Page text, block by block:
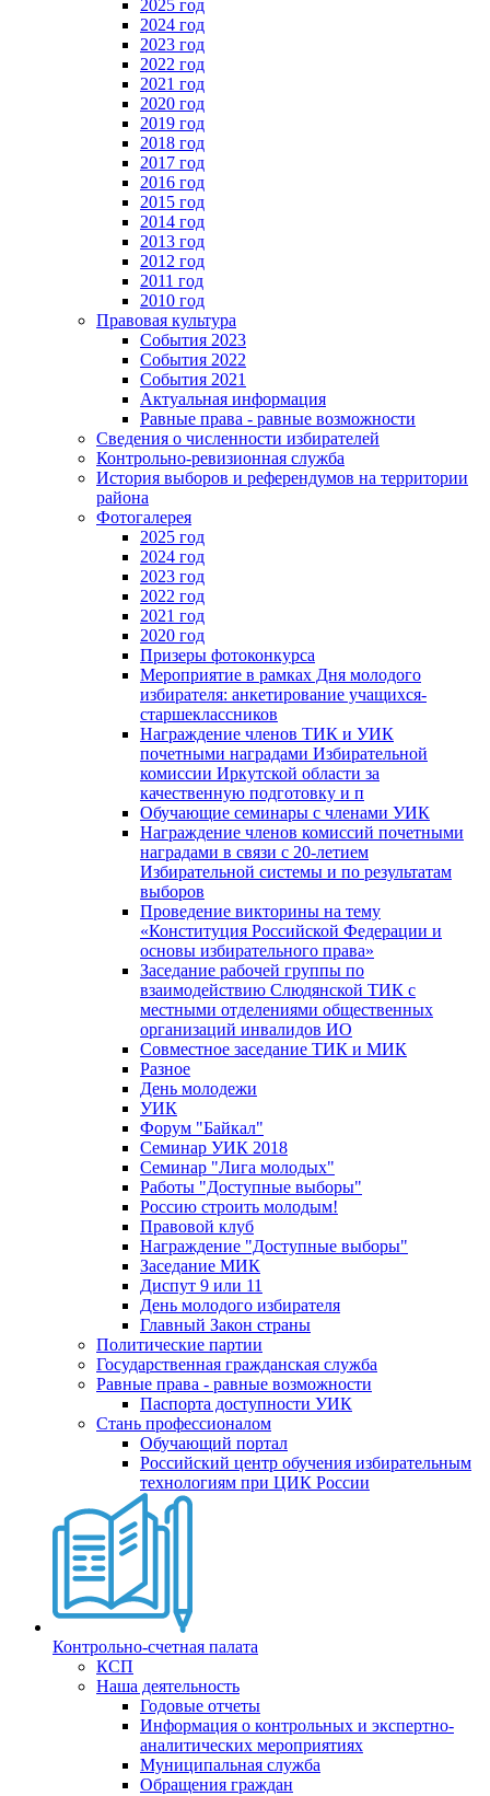
2025 год
2024 год
2023 год
2022 год
2021 год
2020 год
2019 год
2018 год
2017 год
2016 год
2015 год
2014 год
2013 год
2012 год
2011 год
2010 год
Правовая культура
События 2023
События 2022
События 2021
Актуальная информация
Равные права - равные возможности
Сведения о численности избирателей
Контрольно-ревизионная служба
История выборов и референдумов на территории
района
Фотогалерея
2025 год
2024 год
2023 год
2022 год
2021 год
2020 год
Призеры фотоконкурса
Мероприятие в рамках Дня молодого
избирателя: анкетирование учащихся-
старшеклассников
Награждение членов ТИК и УИК
почетными наградами Избирательной
комиссии Иркутской области за
качественную подготовку и п
Обучающие семинары с членами УИК
Награждение членов комиссий почетными
наградами в связи с 20-летием
Избирательной системы и по результатам
выборов
Проведение викторины на тему
«Конституция Российской Федерации и
основы избирательного права»
Заседание рабочей группы по
взаимодействию Слюдянской ТИК с
местными отделениями общественных
организаций инвалидов ИО
Совместное заседание ТИК и МИК
Разное
День молодежи
УИК
Форум "Байкал"
Семинар УИК 2018
Семинар "Лига молодых"
Работы "Доступные выборы"
Россию строить молодым!
Правовой клуб
Награждение "Доступные выборы"
Заседание МИК
Диспут 9 или 11
День молодого избирателя
Главный Закон страны
Политические партии
Государственная гражданская служба
Равные права - равные возможности
Паспорта доступности УИК
Стань профессионалом
Обучающий портал
Российский центр обучения избирательным
технологиям при ЦИК России
Контрольно-счетная палата
КСП
Наша деятельность
Годовые отчеты
Информация о контрольных и экспертно-
аналитических мероприятиях
Муниципальная служба
Обращения граждан